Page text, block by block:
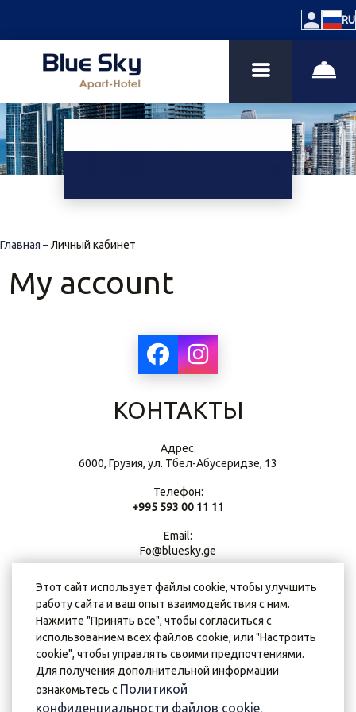
Этот сайт использует файлы cookie, чтобы улучшить
работу сайта и ваш опыт взаимодействия с ним.
Нажмите "Принять все", чтобы согласиться с
использованием всех файлов cookie, или "Настроить
cookie", чтобы управлять своими предпочтениями.
Для получения дополнительной информации
ознакомьтесь с Политикой
конфиденциальности файлов cookie.
RU
Главная –Личный кабинет
My account
КОНТАКТЫ
Адрес:
6000, Грузия, ул. Тбел-Абусеридзе, 13
Телефон:
+995 593 00 11 11
Email:
Fo@bluesky.ge